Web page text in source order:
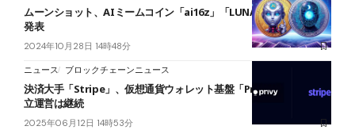
ムーンショット、AIミームコイン「ai16z」「LUNA」のリリースを
発表
2024年10月28日 14時48分
ニュース ブロックチェーンニュース
決済大手「Stripe」、仮想通貨ウォレット基盤「Privy」を買収──独
立運営は継続
2025年06月12日 14時53分